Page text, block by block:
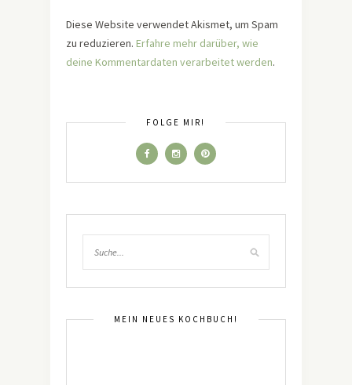
Diese Website verwendet Akismet, um Spam
zu reduzieren. Erfahre mehr darüber, wie
deine Kommentardaten verarbeitet werden.
FOLGE MIR!
MEIN NEUES KOCHBUCH!